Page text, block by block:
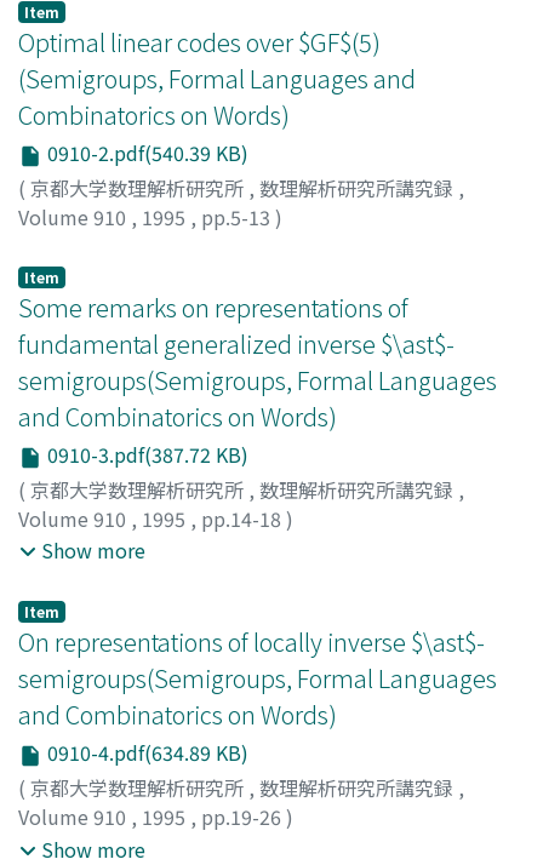
Item
Optimal linear codes over $GF$(5)
(Semigroups, Formal Languages and
Combinatorics on Words)
0910-2.pdf(540.39 KB)
( 京都大学数理解析研究所 , 数理解析研究所講究録 ,
Volume 910 , 1995 , pp.5-13 )
フクイ, マサハル
Item
Some remarks on representations of
fundamental generalized inverse $\ast$-
semigroups(Semigroups, Formal Languages
and Combinatorics on Words)
0910-3.pdf(387.72 KB)
( 京都大学数理解析研究所 , 数理解析研究所講究録 ,
Volume 910 , 1995 , pp.14-18 )
Imaoka, Teruo
ム;ヨコヤマ, ヒロアキ
Show more
Item
On representations of locally inverse $\ast$-
semigroups(Semigroups, Formal Languages
and Combinatorics on Words)
0910-4.pdf(634.89 KB)
( 京都大学数理解析研究所 , 数理解析研究所講究録 ,
Volume 910 , 1995 , pp.19-26 )
IMAOKA, Teruo
Show more